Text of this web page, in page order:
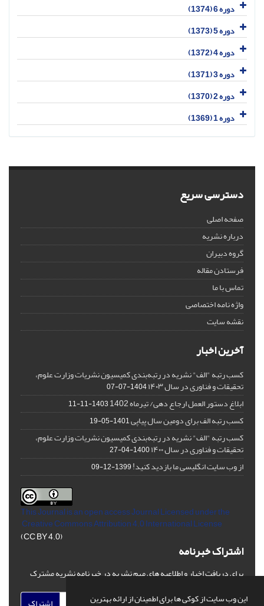
این وب سایت از کوکی ها برای اطمینان از ارائه بهترین
دوره 6 (1374)
دوره 5 (1373)
دوره 4 (1372)
دوره 3 (1371)
دوره 2 (1370)
دوره 1 (1369)
دسترسی سریع
صفحه اصلی
درباره نشریه
گروه دبیران
فرستادن مقاله
تماس با ما
واژه نامه اختصاصی
نقشه سایت
آخرین اخبار
کسب رتبه "الف" نشریه در رتبه‌بندی کمیسیون نشریات وزارت علوم،
تحقیقات و فناوری در سال ۱۴۰۳ 1404-07-07
ابلاغ دستور العمل ارجاع دهی/ تیرماه 1402 1403-11-11
کسب رتبه الف برای دومین سال پیاپی1401-05-19
کسب رتبه "الف" نشریه در رتبه‌بندی کمیسیون نشریات وزارت علوم،
تحقیقات و فناوری در سال ۱۴۰۰ 1400-04-27
از وب سایت انگلیسی ما بازدید کنید!1399-12-09
This Journal is an open access Journal Licensedunder the
Creative Commons Attribution 4.0 International License
(CC BY 4.0)
اشتراک خبرنامه
برای دریافت اخبار و اطلاعیه های مهم نشریه در خبرنامه نشریه مشترک